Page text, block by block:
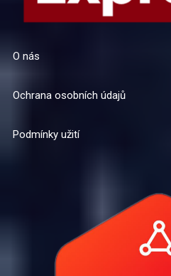
O nás
Ochrana osobních údajů
Podmínky užití